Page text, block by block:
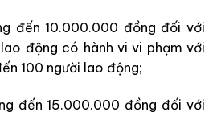
đến 10.000.000 đồng đối với
lao động có hành vi vi phạm với
100 người lao động;
đến 15.000.000 đồng đối với